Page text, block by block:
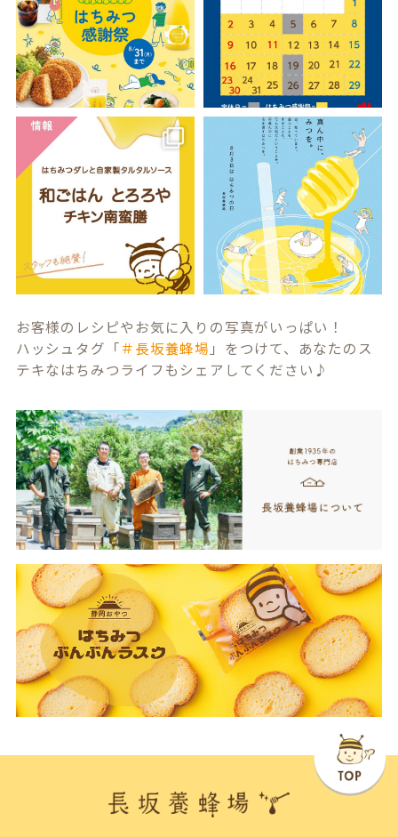
お客様のレシピやお気に入りの写真がいっぱい！
ハッシュタグ「＃長坂養蜂場 」をつけて、あなたのス
テキなはちみつライフもシェアしてください♪